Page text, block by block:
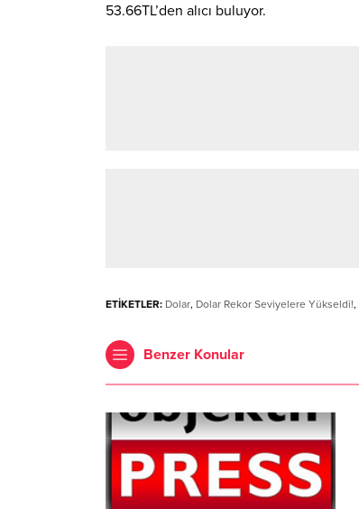
53.66TL’den alıcı buluyor.
ETİKETLER: Dolar, Dolar Rekor Seviyelere Yükseldi!,
Benzer Konular